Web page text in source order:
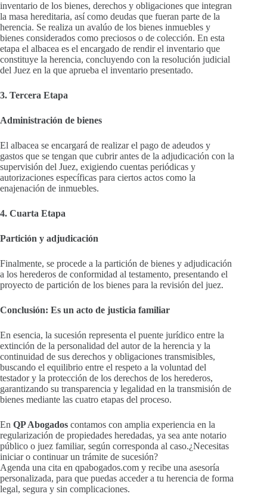
inventario de los bienes, derechos y obligaciones que integran
la masa hereditaria, así como deudas que fueran parte de la
herencia. Se realiza un avalúo de los bienes inmuebles y
bienes considerados como preciosos o de colección. En esta
etapa el albacea es el encargado de rendir el inventario que
constituye la herencia, concluyendo con la resolución judicial
del Juez en la que aprueba el inventario presentado.
3. Tercera Etapa
Administración de bienes
El albacea se encargará de realizar el pago de adeudos y
gastos que se tengan que cubrir antes de la adjudicación con la
supervisión del Juez, exigiendo cuentas periódicas y
autorizaciones específicas para ciertos actos como la
enajenación de inmuebles.
4. Cuarta Etapa
Partición y adjudicación
Finalmente, se procede a la partición de bienes y adjudicación
a los herederos de conformidad al testamento, presentando el
proyecto de partición de los bienes para la revisión del juez.
Conclusión: Es un acto de justicia familiar
En esencia, la sucesión representa el puente jurídico entre la
extinción de la personalidad del autor de la herencia y la
continuidad de sus derechos y obligaciones transmisibles,
buscando el equilibrio entre el respeto a la voluntad del
testador y la protección de los derechos de los herederos,
garantizando su transparencia y legalidad en la transmisión de
bienes mediante las cuatro etapas del proceso.
En QP Abogados contamos con amplia experiencia en la
regularización de propiedades heredadas, ya sea ante notario
público o juez familiar, según corresponda al caso.¿Necesitas
iniciar o continuar un trámite de sucesión?
Agenda una cita en qpabogados.com y recibe una asesoría
personalizada, para que puedas acceder a tu herencia de forma
legal, segura y sin complicaciones.